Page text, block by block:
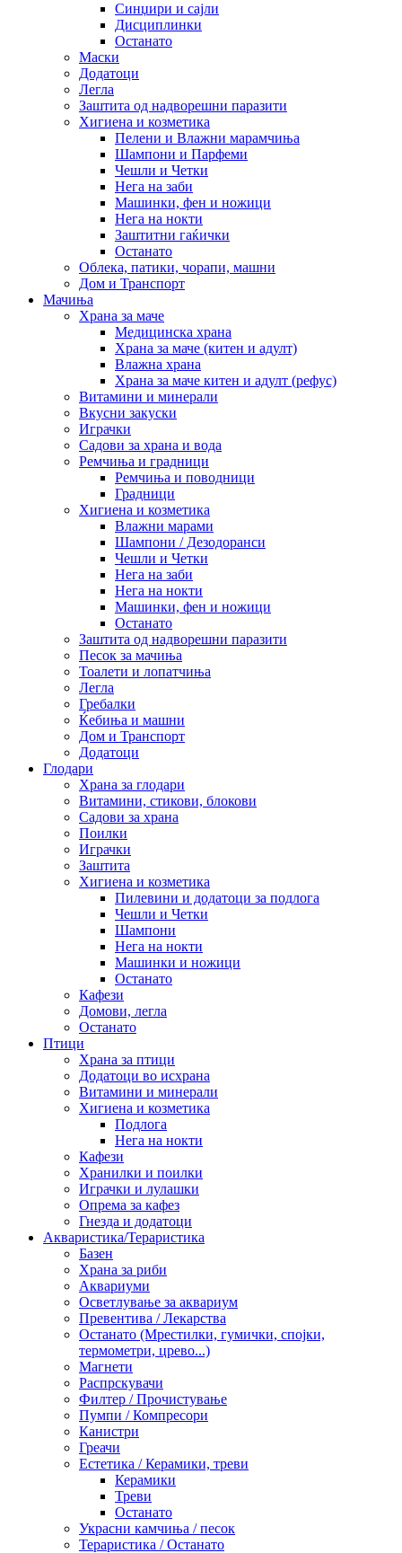
Синџири и сајли
Дисциплинки
Останато
Маски
Додатоци
Легла
Заштита од надворешни паразити
Хигиена и козметика
Пелени и Влажни марамчиња
Шампони и Парфеми
Чешли и Четки
Нега на заби
Машинки, фен и ножици
Нега на нокти
Заштитни гаќички
Останато
Облека, патики, чорапи, машни
Дом и Транспорт
Мачиња
Храна за маче
Медицинска храна
Храна за маче (китен и адулт)
Влажна храна
Храна за маче китен и адулт (рефус)
Витамини и минерали
Вкусни закуски
Играчки
Садови за храна и вода
Ремчиња и градници
Ремчиња и поводници
Градници
Хигиена и козметика
Влажни марами
Шампони / Дезодоранси
Чешли и Четки
Нега на заби
Нега на нокти
Машинки, фен и ножици
Останато
Заштита од надворешни паразити
Песок за мачиња
Тоалети и лопатчиња
Легла
Гребалки
Ќебиња и машни
Дом и Транспорт
Додатоци
Глодари
Храна за глодари
Витамини, стикови, блокови
Садови за храна
Поилки
Играчки
Заштита
Хигиена и козметика
Пилевини и додатоци за подлога
Чешли и Четки
Шампони
Нега на нокти
Машинки и ножици
Останато
Кафези
Домови, легла
Останато
Птици
Храна за птици
Додатоци во исхрана
Витамини и минерали
Хигиена и козметика
Подлога
Нега на нокти
Кафези
Хранилки и поилки
Играчки и лулашки
Опрема за кафез
Гнезда и додатоци
Акваристика/Тераристика
Базен
Храна за риби
Аквариуми
Осветлување за аквариум
Превентива / Лекарства
Останато (Мрестилки, гумички, спојки,
термометри, црево...)
Магнети
Распрскувачи
Филтер / Прочистување
Пумпи / Компресори
Канистри
Греачи
Естетика / Керамики, треви
Керамики
Треви
Останато
Украсни камчиња / песок
Тераристика / Останато